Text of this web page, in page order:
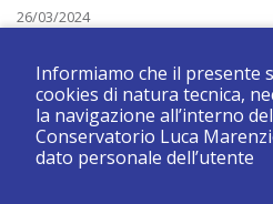
26/03/2024
canto – 5 aprile 2024
Venerdì 5 aprile 2024 ore 17.00
Terme
Rassegna concertistica studenti
Informiamo che il presente
cookies di natura tecnica,
la navigazione all’interno
Conservatorio Luca
dato personale dell’utente